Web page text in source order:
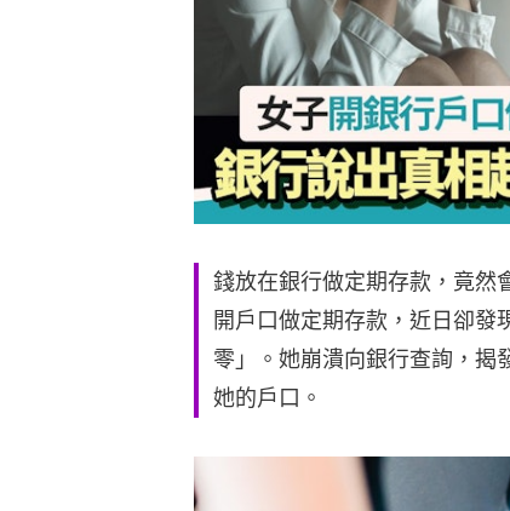
錢放在銀行做定期存款，竟然
開戶口做定期存款，近日卻發
零」。她崩潰向銀行查詢，揭
她的戶口。